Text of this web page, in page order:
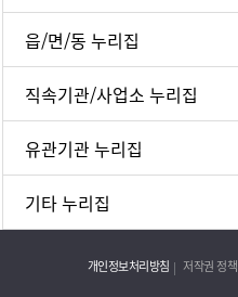
읍/면/동 누리집
직속기관/사업소 누리집
유관기관 누리집
기타 누리집
개인정보처리방침 저작권 정책